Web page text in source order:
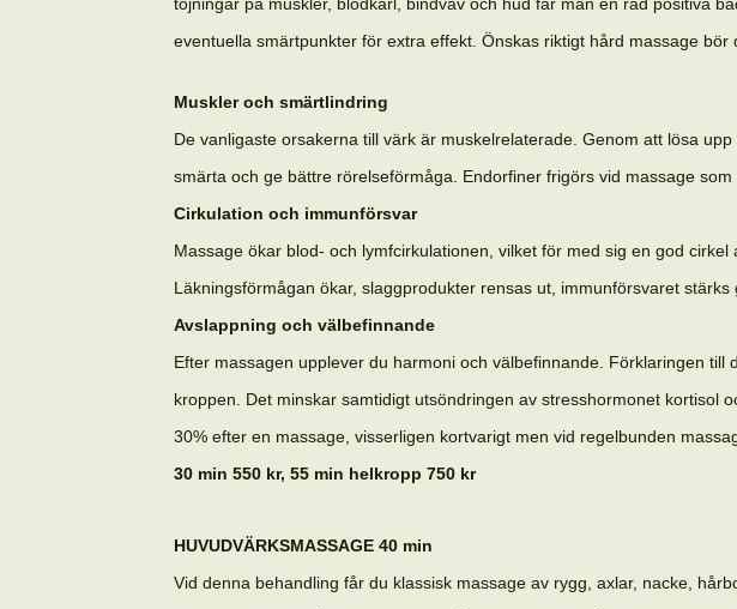
eventuella smärtpunkter för extra effekt. Önskas riktigt hård massage bör
Muskler och smärtlindring
De vanligaste orsakerna till värk är muskelrelaterade. Genom att lösa
smärta och ge bättre rörelseförmåga. Endorfiner frigörs vid massage
Cirkulation och immunförsvar
Massage ökar blod- och lymfcirkulationen, vilket för med sig en god
Läkningsförmågan ökar, slaggprodukter rensas ut, immunförsvaret
Avslappning och välbefinnande
Efter massagen upplever du harmoni och välbefinnande. Förklaringen
kroppen. Det minskar samtidigt utsöndringen av stresshormonet kortisol
30% efter en massage, visserligen kortvarigt men vid regelbunden
30 min 550 kr, 55 min helkropp 750 kr
HUVUDVÄRKSMASSAGE 40 min
Vid denna behandling får du klassisk massage av rygg, axlar, nacke,